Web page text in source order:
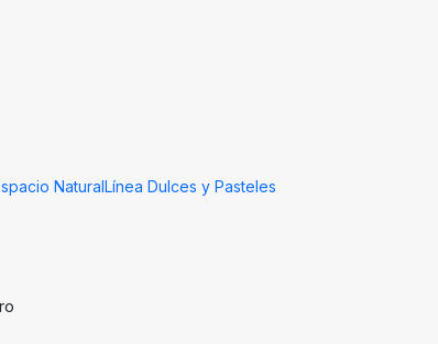
NaturalLínea Dulces y Pasteles
de romero, elaborada artesanalmente para
herbal intenso ayuda a estimular la circulación,
energía y frescura.